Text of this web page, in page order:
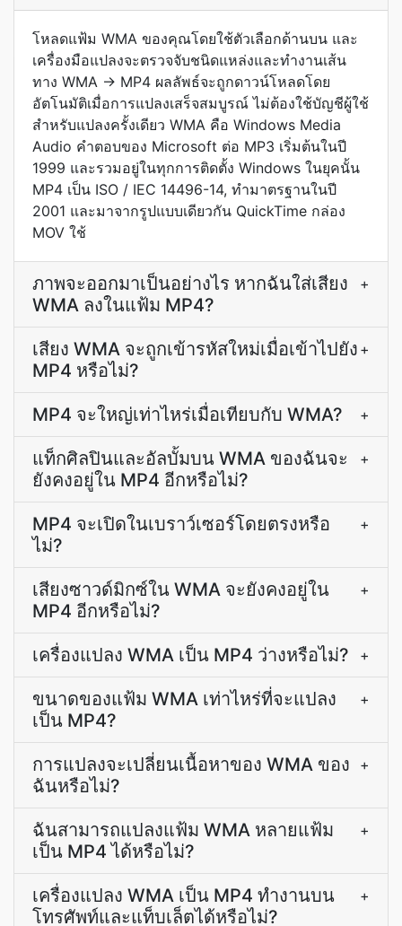
โหลดแฟ้ม WMA ของคุณโดยใช้ตัวเลือกด้านบน และ
เครื่องมือแปลงจะตรวจจับชนิดแหล่งและทำงานเส้น
ทาง WMA → MP4 ผลลัพธ์จะถูกดาวน์โหลดโดย
อัตโนมัติเมื่อการแปลงเสร็จสมบูรณ์ ไม่ต้องใช้บัญชีผู้ใช้
สำหรับแปลงครั้งเดียว WMA คือ Windows Media
Audio คำตอบของ Microsoft ต่อ MP3 เริ่มต้นในปี
1999 และรวมอยู่ในทุกการติดตั้ง Windows ในยุคนั้น
MP4 เป็น ISO / IEC 14496-14, ทำมาตรฐานในปี
2001 และมาจากรูปแบบเดียวกัน QuickTime กล่อง
MOV ใช้
ภาพจะออกมาเป็นอย่างไร หากฉันใส่เสียง
WMA ลงในแฟ้ม MP4?
+
เสียง WMA จะถูกเข้ารหัสใหม่เมื่อเข้าไปยัง
MP4 หรือไม่?
+
MP4 จะใหญ่เท่าไหร่เมื่อเทียบกับ WMA? +
แท็กศิลปินและอัลบั้มบน WMA ของฉันจะ
ยังคงอยู่ใน MP4 อีกหรือไม่?
+
MP4 จะเปิดในเบราว์เซอร์โดยตรงหรือ
ไม่?
+
เสียงซาวด์มิกซ์ใน WMA จะยังคงอยู่ใน
MP4 อีกหรือไม่?
+
เครื่องแปลง WMA เป็น MP4 ว่างหรือไม่? +
ขนาดของแฟ้ม WMA เท่าไหร่ที่จะแปลง
เป็น MP4?
+
การแปลงจะเปลี่ยนเนื้อหาของ WMA ของ
ฉันหรือไม่?
+
ฉันสามารถแปลงแฟ้ม WMA หลายแฟ้ม
เป็น MP4 ได้หรือไม่?
+
เครื่องแปลง WMA เป็น MP4 ทำงานบน
โทรศัพท์และแท็บเล็ตได้หรือไม่?
+